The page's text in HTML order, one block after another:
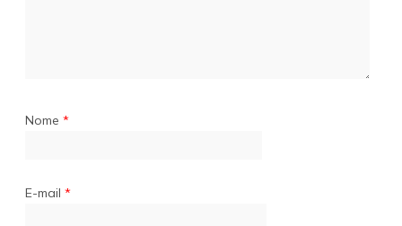
Nome *
E-mail *